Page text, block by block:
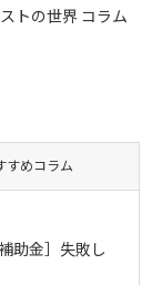
トの世界 コラム
すめコラム
助金］失敗し